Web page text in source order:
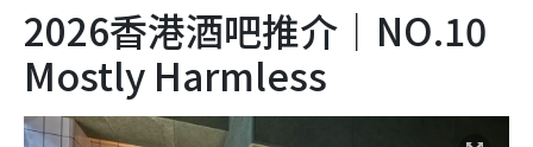
2026香港酒吧推介｜NO.10
Mostly Harmless